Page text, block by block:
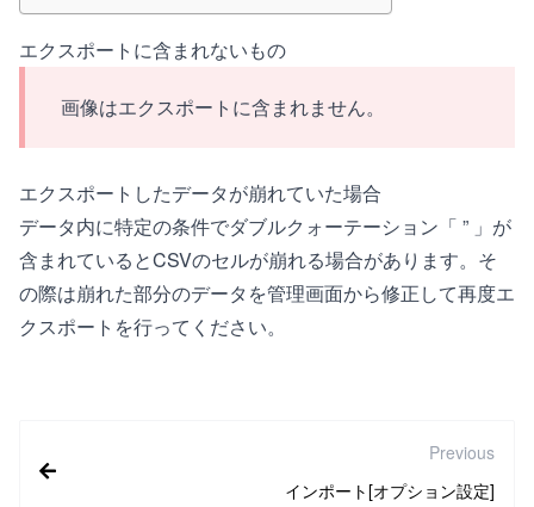
エクスポートに含まれないもの
画像はエクスポートに含まれません。
エクスポートしたデータが崩れていた場合
データ内に特定の条件でダブルクォーテーション「 ” 」が
含まれているとCSVのセルが崩れる場合があります。そ
の際は崩れた部分のデータを管理画面から修正して再度エ
クスポートを行ってください。
Previous
インポート[オプション設定]